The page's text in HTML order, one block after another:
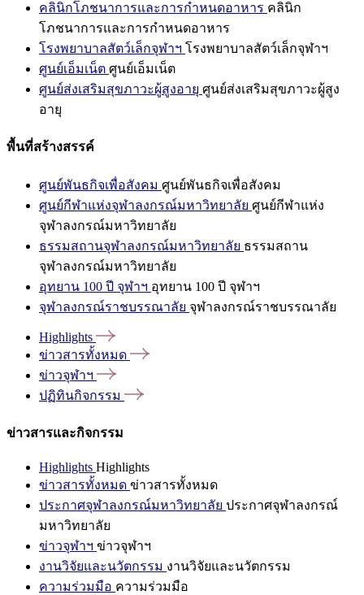
คลินิกโภชนาการและการกำหนดอาหาร คลินิก
โภชนาการและการกำหนดอาหาร
โรงพยาบาลสัตว์เล็กจุฬาฯ โรงพยาบาลสัตว์เล็กจุฬาฯ
ศูนย์เอ็มเน็ต ศูนย์เอ็มเน็ต
ศูนย์ส่งเสริมสุขภาวะผู้สูงอายุ ศูนย์ส่งเสริมสุขภาวะผู้สูง
อายุ
พื้นที่สร้างสรรค์
ศูนย์พันธกิจเพื่อสังคม ศูนย์พันธกิจเพื่อสังคม
ศูนย์กีฬาแห่งจุฬาลงกรณ์มหาวิทยาลัย ศูนย์กีฬาแห่ง
จุฬาลงกรณ์มหาวิทยาลัย
ธรรมสถานจุฬาลงกรณ์มหาวิทยาลัย ธรรมสถาน
จุฬาลงกรณ์มหาวิทยาลัย
อุทยาน 100 ปี จุฬาฯ อุทยาน 100 ปี จุฬาฯ
จุฬาลงกรณ์ราชบรรณาลัย จุฬาลงกรณ์ราชบรรณาลัย
Highlights
ข่าวสารทั้งหมด
ข่าวจุฬาฯ
ปฏิทินกิจกรรม
ข่าวสารและกิจกรรม
Highlights Highlights
ข่าวสารทั้งหมด ข่าวสารทั้งหมด
ประกาศจุฬาลงกรณ์มหาวิทยาลัย ประกาศจุฬาลงกรณ์
มหาวิทยาลัย
ข่าวจุฬาฯ ข่าวจุฬาฯ
งานวิจัยและนวัตกรรม งานวิจัยและนวัตกรรม
ความร่วมมือ ความร่วมมือ